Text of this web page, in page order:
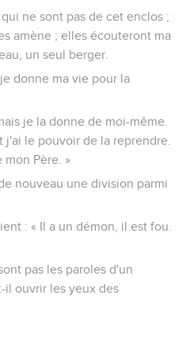
ne sont pas de cet enclos ;
amène ; elles écouteront ma
un seul berger.
donne ma vie pour la
je la donne de moi-même.
le pouvoir de la reprendre.
Père. »
nouveau une division parmi
: « Il a un démon, il est fou.
pas les paroles d'un
il ouvrir les yeux des